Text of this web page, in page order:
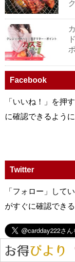
Facebook
「いいね！」を押
に確認できるように
Twitter
「フォロー」して
がすぐに確認でき